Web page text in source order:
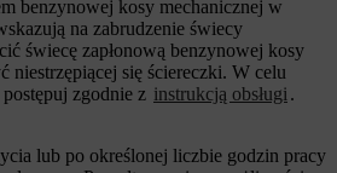
benzynowej kosy mechanicznej w
na zabrudzenie świecy
świecę zapłonową benzynowej kosy
niestrzępiącej się ściereczki. W celu
zgodnie z instrukcją obsługi .
lub po określonej liczbie godzin pracy